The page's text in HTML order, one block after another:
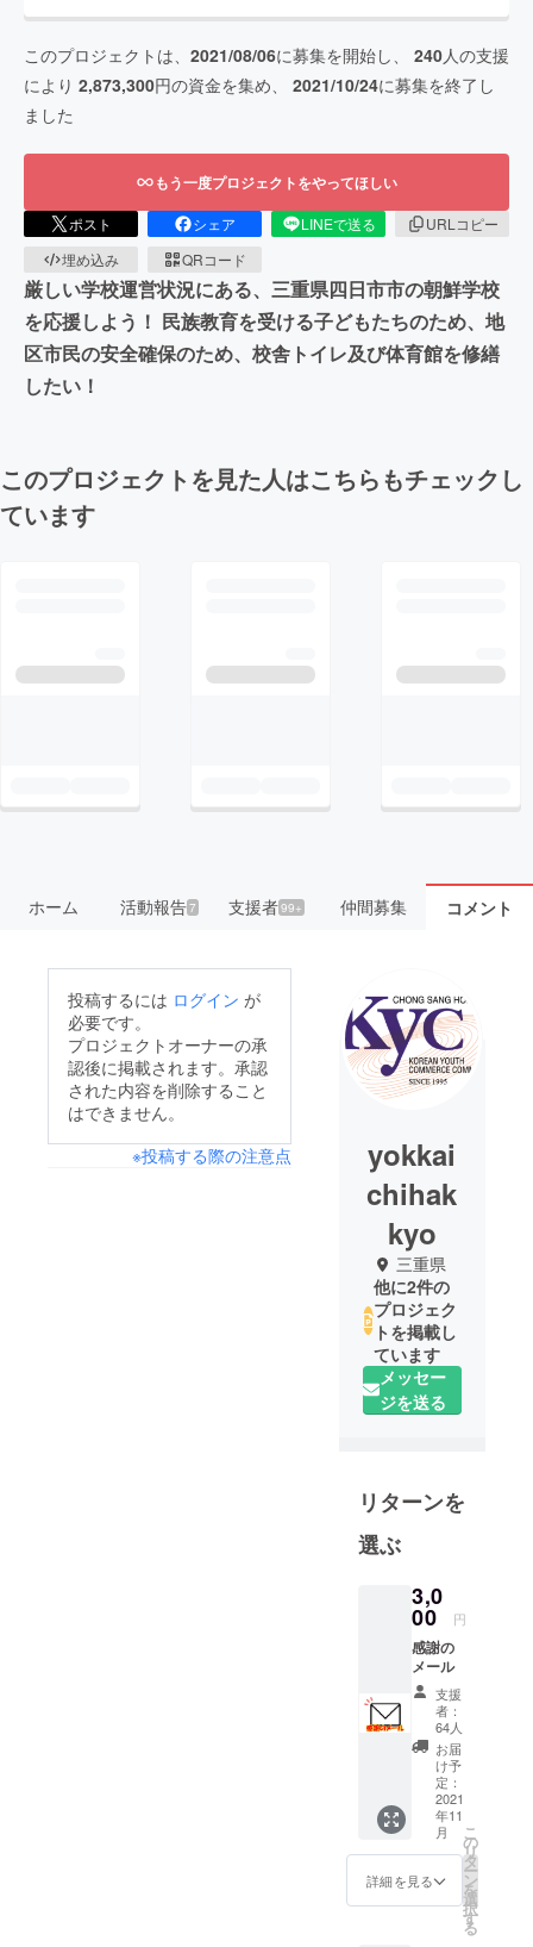
このプロジェクトは、 2021/08/06に募集を開始し、 240人の支援
により 2,873,300円の資金を集め、 2021/10/24に募集を終了し
ました
もう一度プロジェクトをやってほしい
ポスト シェア LINEで送る
URLコピー
埋め込み
QRコード
厳しい学校運営状況にある、三重県四日市市の朝鮮学校
を応援しよう！ 民族教育を受ける子どもたちのため、地
区市民の安全確保のため、校舎トイレ及び体育館を修繕
したい！
このプロジェクトを見た人はこちらもチェックし
ています
ホーム 活動報告7 支援者99+ 仲間募集 コメント
投稿するには ログイン が
必要です。
プロジェクトオーナーの承
認後に掲載されます。承認
された内容を削除すること
はできません。
※投稿する際の注意点
yokkai
chihak
kyo
三重県
他に2件の
プロジェク
トを掲載し
ています
メッセー
ジを送る
リターンを
選ぶ
3,0
00 円
感謝の
メール
支援
者：
64人
お届
け予
定：
2021
年11
月
詳細を見る
こ
の
リ
タ
ー
ン
を
選
択
す
る